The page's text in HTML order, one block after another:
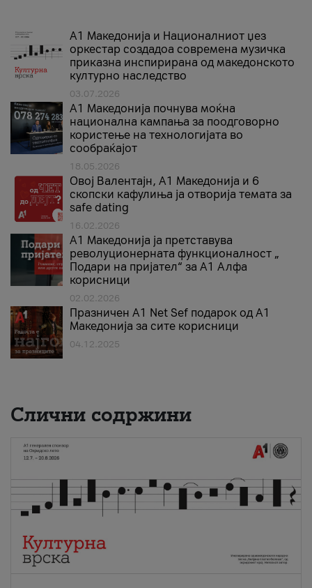
А1 Македонија и Националниот џез
оркестар создадоа современа музичка
приказна инспирирана од македонското
културно наследство
03.07.2026
A1 Македонија почнува моќна
национална кампања за поодговорно
користење на технологијата во
сообраќајот
18.05.2026
Овој Валентајн, A1 Македонија и 6
скопски кафулиња ја отворија темата за
safe dating
16.02.2026
А1 Македонија ја претставува
револуционерната функционалност „
Подари на пријател“ за А1 Алфа
корисници
02.02.2026
Празничен A1 Net Sеf подарок од А1
Македонија за сите корисници
04.12.2025
Слични содржини